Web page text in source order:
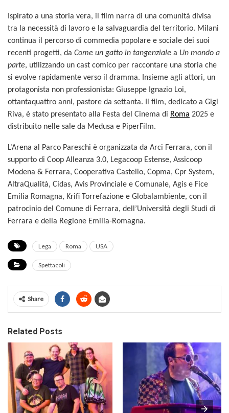
Ispirato a una storia vera, il film narra di una comunità divisa
tra la necessità di lavoro e la salvaguardia del territorio. Milani
continua il percorso di commedia popolare e sociale dei suoi
recenti progetti, da Come un gatto in tangenziale a Un mondo a
parte, utilizzando un cast comico per raccontare una storia che
si evolve rapidamente verso il dramma. Insieme agli attori, un
protagonista non professionista: Giuseppe Ignazio Loi,
ottantaquattro anni, pastore da settanta. Il film, dedicato a Gigi
Riva, è stato presentato alla Festa del Cinema di Roma 2025 e
distribuito nelle sale da Medusa e PiperFilm.
L’Arena al Parco Pareschi è organizzata da Arci Ferrara, con il
supporto di Coop Alleanza 3.0, Legacoop Estense, Assicoop
Modena & Ferrara, Cooperativa Castello, Copma, Cpr System,
AltraQualità, Cidas, Avis Provinciale e Comunale, Agis e Fice
Emilia Romagna, Krifi Torrefazione e Globalambiente, con il
patrocinio del Comune di Ferrara, dell’Università degli Studi di
Ferrara e della Regione Emilia-Romagna.
Lega Roma USA
Spettacoli
Share
Related Posts